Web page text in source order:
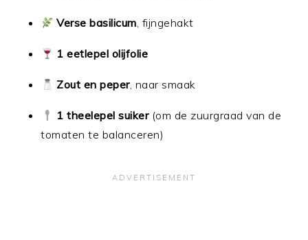
Verse basilicum, fijngehakt
1 eetlepel olijfolie
Zout en peper, naar smaak
1 theelepel suiker(om de zuurgraad van de
tomaten te balanceren)